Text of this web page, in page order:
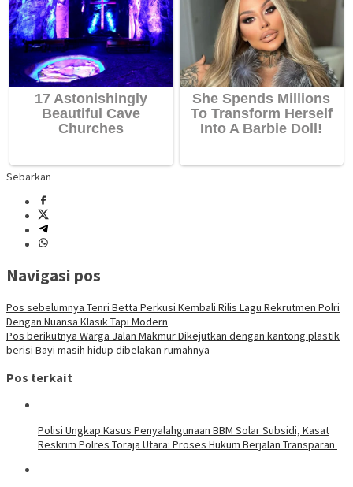
Sebarkan
Navigasi pos
Pos sebelumnya Tenri Betta Perkusi Kembali Rilis Lagu Rekrutmen Polri
Dengan Nuansa Klasik Tapi Modern
Pos berikutnya Warga Jalan Makmur Dikejutkan dengan kantong plastik
berisi Bayi masih hidup dibelakan rumahnya
Pos terkait
Polisi Ungkap Kasus Penyalahgunaan BBM Solar Subsidi, Kasat
Reskrim Polres Toraja Utara: Proses Hukum Berjalan Transparan